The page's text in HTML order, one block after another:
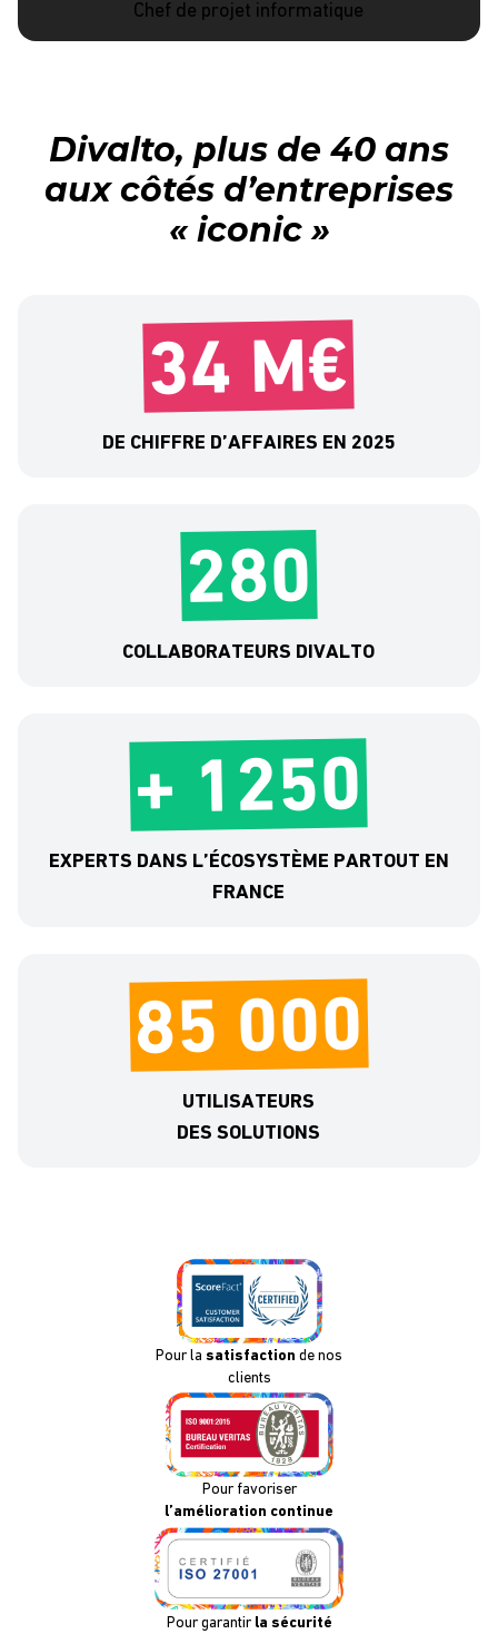
Chef de projet informatique
Divalto, plus de 40 ans
aux côtés d’entreprises
« iconic »
34 M€
DE CHIFFRE D’AFFAIRES EN 2025
280
COLLABORATEURS DIVALTO
+ 1250
EXPERTS DANS L’ÉCOSYSTÈME PARTOUT EN
FRANCE
85 000
UTILISATEURS
DES SOLUTIONS
Pour la satisfaction de nos
clients
Pour favoriser
l’amélioration continue
Pour garantir la sécurité